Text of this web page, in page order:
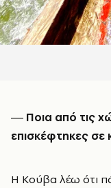
― Ποια από τις χώρες του κακάο που
επισκέφτηκες σε
Η Κούβα λέω ότι